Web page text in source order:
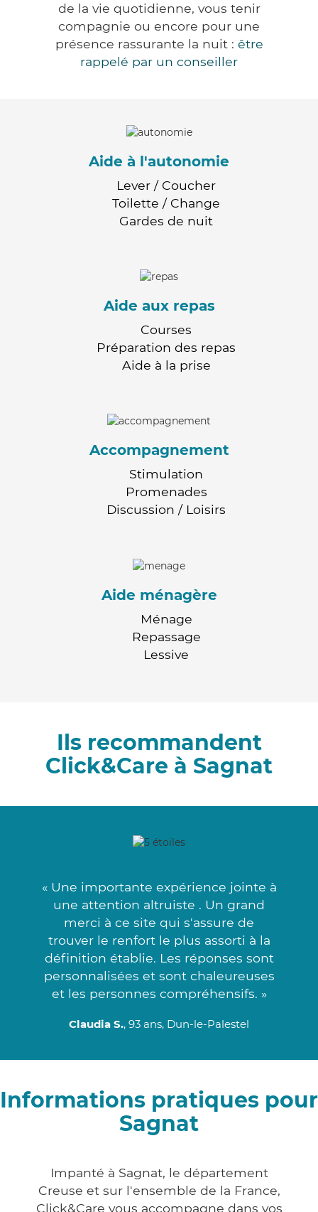
de la vie quotidienne, vous tenir
compagnie ou encore pour une
présence rassurante la nuit : être
rappelé par un conseiller
Aide à l'autonomie
Lever / Coucher
Toilette / Change
Gardes de nuit
Aide aux repas
Courses
Préparation des repas
Aide à la prise
Accompagnement
Stimulation
Promenades
Discussion / Loisirs
Aide ménagère
Ménage
Repassage
Lessive
Ils recommandent
Click&Care à Sagnat
« Une importante expérience jointe à
une attention altruiste . Un grand
merci à ce site qui s'assure de
trouver le renfort le plus assorti à la
définition établie. Les réponses sont
personnalisées et sont chaleureuses
et les personnes compréhensifs. »
Claudia S., 93 ans, Dun-le-Palestel
Informations pratiques pour
Sagnat
Impanté à Sagnat, le département
Creuse et sur l'ensemble de la France,
Click&Care vous accompagne dans vos